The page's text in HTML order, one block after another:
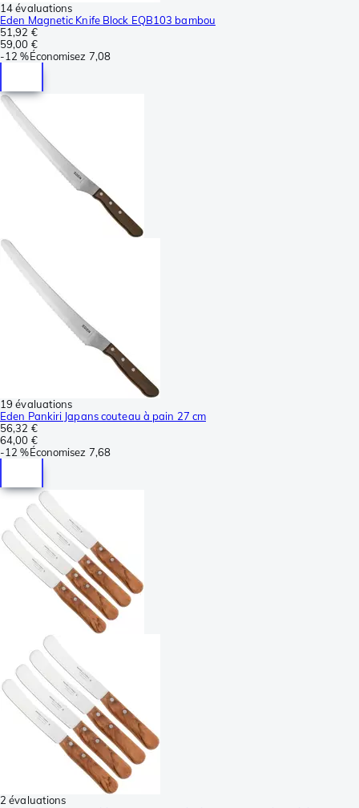
14 évaluations
Eden Magnetic Knife Block EQB103 bambou
51,92 €
59,00 €
-12 %Économisez 7,08
19 évaluations
Eden Pankiri Japans couteau à pain 27 cm
56,32 €
64,00 €
-12 %Économisez 7,68
2 évaluations